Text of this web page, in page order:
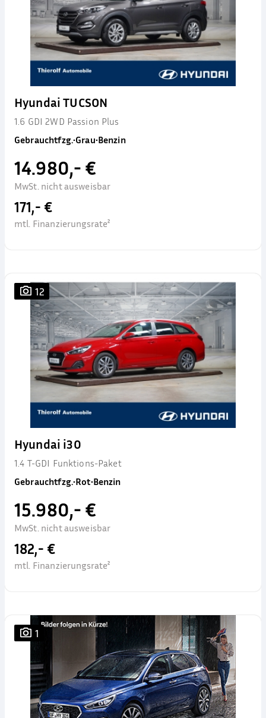
Hyundai TUCSON
1.6 GDI 2WD Passion Plus
Gebrauchtfzg.•Grau•Benzin
14.980,- €
MwSt. nicht ausweisbar
171,- €
mtl. Finanzierungsrate²
12
Hyundai i30
1.4 T-GDI Funktions-Paket
Gebrauchtfzg.•Rot•Benzin
15.980,- €
MwSt. nicht ausweisbar
182,- €
mtl. Finanzierungsrate²
1